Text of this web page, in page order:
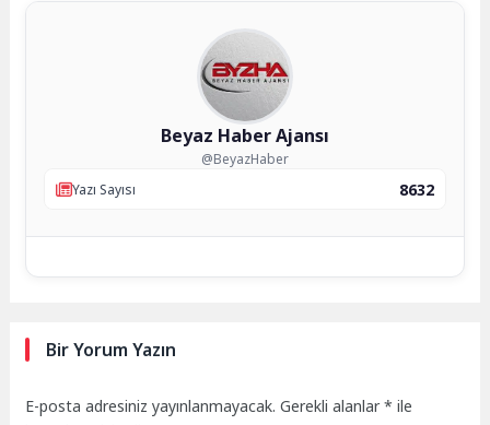
Beyaz Haber Ajansı
@BeyazHaber
Yazı Sayısı
8632
Bir Yorum Yazın
E-posta adresiniz yayınlanmayacak. Gerekli alanlar* ile